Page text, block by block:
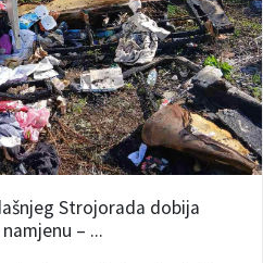
Strojorada dobija
– ...